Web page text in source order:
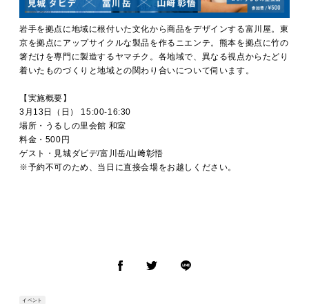
岩手を拠点に地域に根付いた文化から商品をデザインする富川屋。東
京を拠点にアップサイクルな製品を作るニエンテ。熊本を拠点に竹の
箸だけを専門に製造するヤマチク。各地域で、異なる視点からたどり
着いたものづくりと地域との関わり合いについて伺います。
【実施概要】
3月13日（日） 15:00-16:30
場所・うるしの里会館 和室
料金・500円
ゲスト・見城ダビデ/富川岳/山﨑彰悟
※予約不可のため、当日に直接会場をお越しください。
イベント